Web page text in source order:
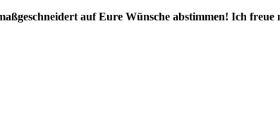
auf Eure Wünsche abstimmen! Ich freue